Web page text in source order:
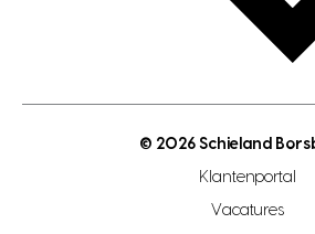
gratis zoekprofiel aanmaken
open woningwaarde dag
makelaar regio zoetermeer
© 2026 Schieland
Klantenportal
Vacatures